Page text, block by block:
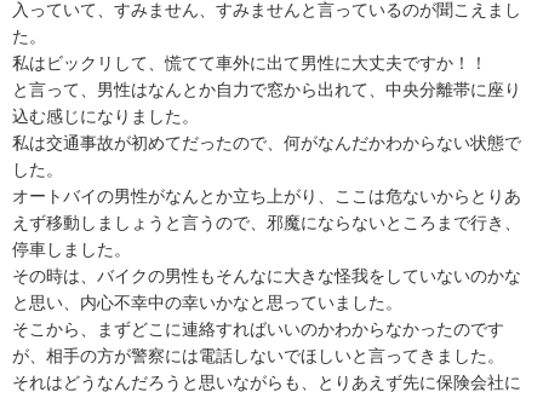
入っていて、すみません、すみませんと言っているのが聞こえまし
た。
私はビックリして、慌てて車外に出て男性に大丈夫ですか！！
と言って、男性はなんとか自力で窓から出れて、中央分離帯に座り
込む感じになりました。
私は交通事故が初めてだったので、何がなんだかわからない状態で
した。
オートバイの男性がなんとか立ち上がり、ここは危ないからとりあ
えず移動しましょうと言うので、邪魔にならないところまで行き、
停車しました。
その時は、バイクの男性もそんなに大きな怪我をしていないのかな
と思い、内心不幸中の幸いかなと思っていました。
そこから、まずどこに連絡すればいいのかわからなかったのです
が、相手の方が警察には電話しないでほしいと言ってきました。
それはどうなんだろうと思いながらも、とりあえず先に保険会社に